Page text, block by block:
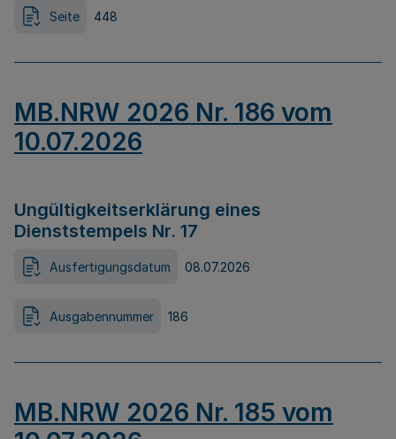
Seite 448
MB.NRW 2026 Nr. 186 vom
10.07.2026
Ungültigkeitserklärung eines
Dienststempels Nr. 17
Ausfertigungsdatum 08.07.2026
Ausgabennummer 186
MB.NRW 2026 Nr. 185 vom